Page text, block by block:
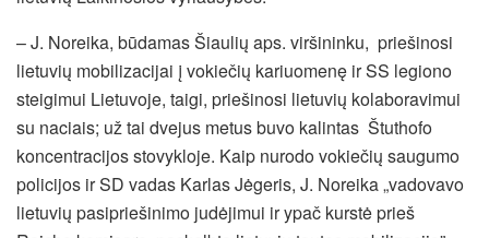
– J. Noreika, būdamas Šiaulių aps. viršininku, priešinosi
lietuvių mobilizacijai į vokiečių kariuomenę ir SS legiono
steigimui Lietuvoje, taigi, priešinosi lietuvių kolaboravimui
su naciais; už tai dvejus metus buvo kalintas Štuthofo
koncentracijos stovykloje. Kaip nurodo vokiečių saugumo
policijos ir SD vadas Karlas Jėgeris, J. Noreika „vadovavo
lietuvių pasipriešinimo judėjimui ir ypač kurstė prieš